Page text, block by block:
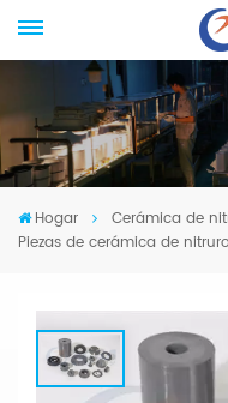
Hogar
Cerámica de
Piezas de cerámica de